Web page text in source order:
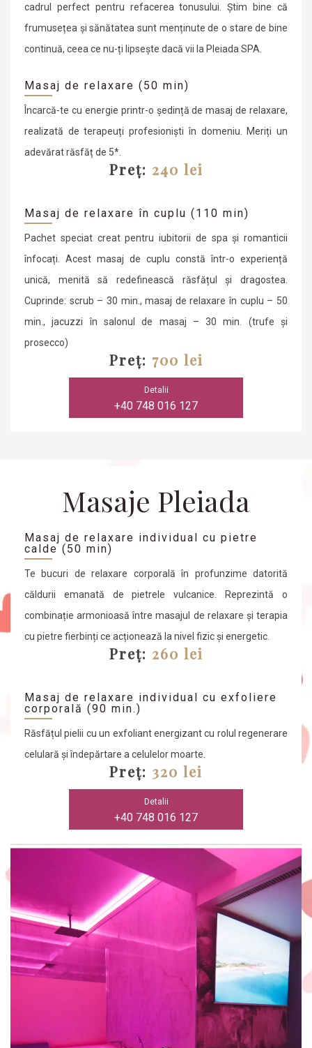
cadrul perfect pentru refacerea tonusului. Știm bine că
frumusețea și sănătatea sunt menținute de o stare de bine
continuă, ceea ce nu-ți lipsește dacă vii la Pleiada SPA.
Masaj de relaxare (50 min)
Încarcă-te cu energie printr-o ședință de masaj de relaxare,
realizată de terapeuți profesioniști în domeniu. Meriți un
adevărat răsfăț de 5*.
Preț: 240 lei
Masaj de relaxare în cuplu (110 min)
Pachet speciat creat pentru iubitorii de spa și romanticii
înfocați. Acest masaj de cuplu constă într-o experiență
unică, menită să redefinească răsfățul și dragostea.
Cuprinde: scrub – 30 min., masaj de relaxare în cuplu – 50
min., jacuzzi în salonul de masaj – 30 min. (trufe și
prosecco)
Preț: 700 lei
Detalii
+40 748 016 127
Masaje Pleiada
Masaj de relaxare individual cu pietre
calde (50 min)
Te bucuri de relaxare corporală în profunzime datorită
căldurii emanată de pietrele vulcanice. Reprezintă o
combinație armonioasă între masajul de relaxare și terapia
cu pietre fierbinți ce acționează la nivel fizic și energetic.
Preț: 260 lei
Masaj de relaxare individual cu exfoliere
corporală (90 min.)
Răsfățul pielii cu un exfoliant energizant cu rolul regenerare
celulară și îndepărtare a celulelor moarte.
Preț: 320 lei
Detalii
+40 748 016 127